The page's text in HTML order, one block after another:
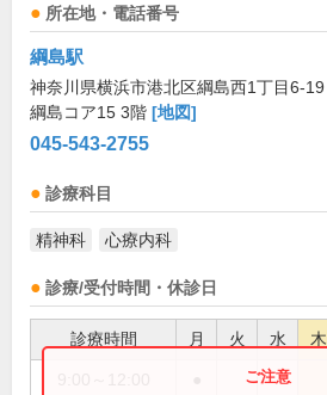
所在地・電話番号
綱島駅
神奈川県横浜市港北区綱島西1丁目6-19
綱島コア15 3階 [地図]
045-543-2755
診療科目
精神科 心療内科
診療/受付時間・休診日
診療時間 月 火 水 木